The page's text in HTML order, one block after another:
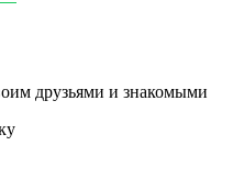
друзьями и знакомыми